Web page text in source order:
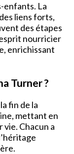
enfants. La
liens forts,
des étapes
nourricier
enrichissant
Turner ?
fin de la
mettant en
Chacun a